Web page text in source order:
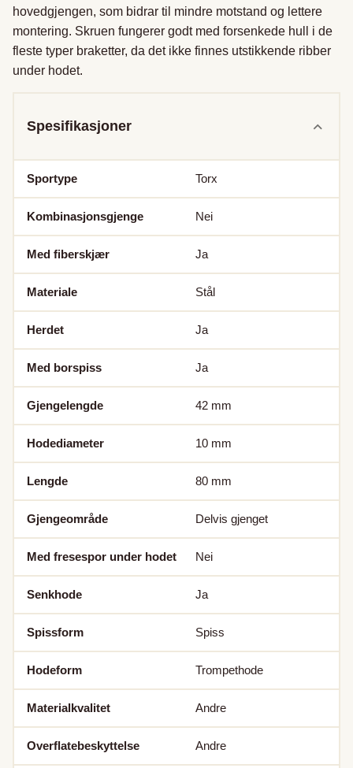
hovedgjengen, som bidrar til mindre motstand og lettere
montering. Skruen fungerer godt med forsenkede hull i de
fleste typer braketter, da det ikke finnes utstikkende ribber
under hodet.
Spesifikasjoner
Sportype Torx
Kombinasjonsgjenge Nei
Med fiberskjær Ja
Materiale Stål
Herdet Ja
Med borspiss Ja
Gjengelengde 42 mm
Hodediameter 10 mm
Lengde 80 mm
Gjengeområde Delvis gjenget
Med fresespor under hodet Nei
Senkhode Ja
Spissform Spiss
Hodeform Trompethode
Materialkvalitet Andre
Overflatebeskyttelse Andre